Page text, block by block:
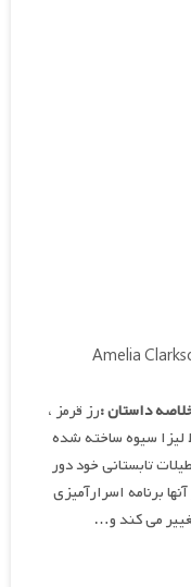
داستان :رز قرمز ،
لیزا سیوه ساخته شده
تابستانی خود دور
برنامه اسرارآمیزی
می کند و…